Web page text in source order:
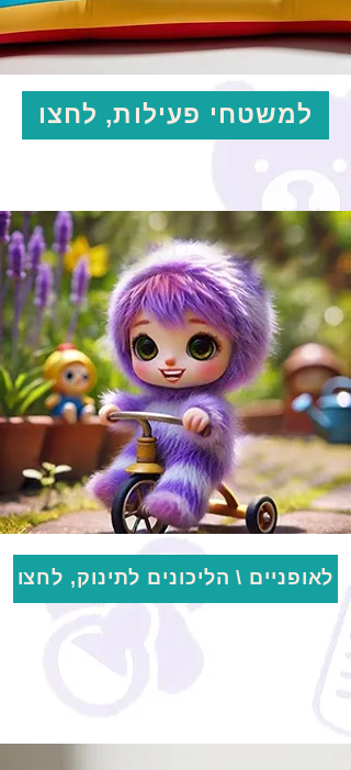
למשטחי פעילות, לחצו
לאופניים \ הליכונים לתינוק, לחצו